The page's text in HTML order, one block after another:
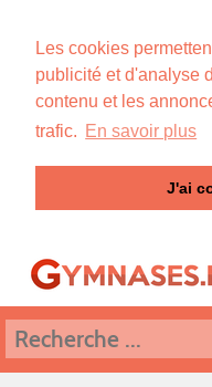
Les cookies
publicité et d'analyse
contenu et les
trafic. En savoir plus
J'ai